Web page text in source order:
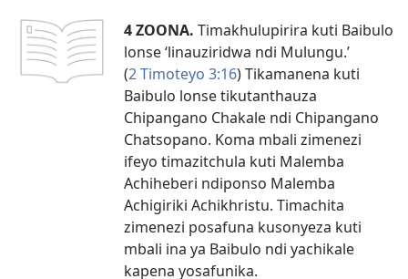
4 ZOONA. Timakhulupirira kuti Baibulo
lonse ‘linauziridwa ndi Mulungu.’
(2 Timoteyo 3:16) Tikamanena kuti
Baibulo lonse tikutanthauza
Chipangano Chakale ndi Chipangano
Chatsopano. Koma mbali zimenezi
ifeyo timazitchula kuti Malemba
Achiheberi ndiponso Malemba
Achigiriki Achikhristu. Timachita
zimenezi posafuna kusonyeza kuti
mbali ina ya Baibulo ndi yachikale
kapena yosafunika.